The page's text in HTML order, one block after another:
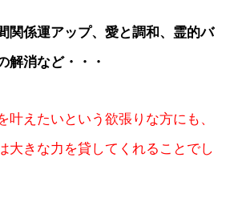
関係運アップ、愛と調和、霊的バ
解消など・・・
叶えたいという欲張りな方にも、
大きな力を貸してくれることでし